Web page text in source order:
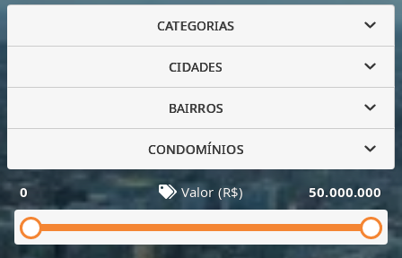
CATEGORIAS
CIDADES
BAIRROS
CONDOMÍNIOS
0 Valor (R$) 50.000.000